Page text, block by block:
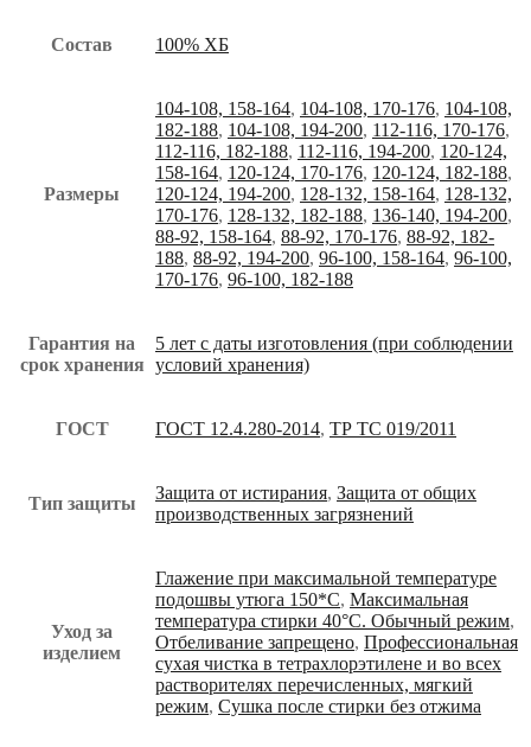
Состав 100% ХБ
Размеры
104-108, 158-164, 104-108, 170-176, 104-108,
182-188, 104-108, 194-200, 112-116, 170-176,
112-116, 182-188, 112-116, 194-200, 120-124,
158-164, 120-124, 170-176, 120-124, 182-188,
120-124, 194-200, 128-132, 158-164, 128-132,
170-176, 128-132, 182-188, 136-140, 194-200,
88-92, 158-164, 88-92, 170-176, 88-92, 182-
188, 88-92, 194-200, 96-100, 158-164, 96-100,
170-176, 96-100, 182-188
Гарантия на
срок хранения
5 лет с даты изготовления (при соблюдении
условий хранения)
ГОСТ ГОСТ 12.4.280-2014, ТР ТС 019/2011
Тип защиты
Защита от истирания, Защита от общих
производственных загрязнений
Уход за
изделием
Глажение при максимальной температуре
подошвы утюга 150*С, Максимальная
температура стирки 40°С. Обычный режим,
Отбеливание запрещено, Профессиональная
сухая чистка в тетрахлорэтилене и во всех
растворителях перечисленных, мягкий
режим, Сушка после стирки без отжима